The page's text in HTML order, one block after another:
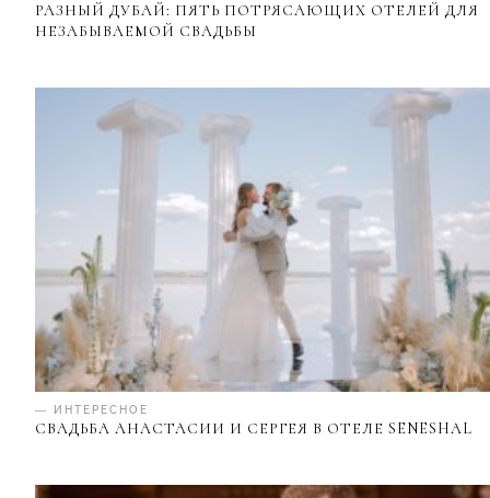
РАЗНЫЙ ДУБАЙ: ПЯТЬ ПОТРЯСАЮЩИХ ОТЕЛЕЙ ДЛЯ
НЕЗАБЫВАЕМОЙ СВАДЬБЫ
— ИНТЕРЕСНОЕ
СВАДЬБА АНАСТАСИИ И СЕРГЕЯ В ОТЕЛЕ SENESHAL